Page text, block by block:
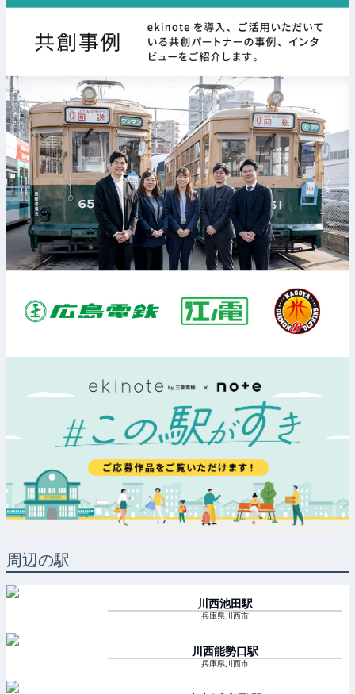
周辺の駅
川西池田駅
兵庫県川西市
川西能勢口駅
兵庫県川西市